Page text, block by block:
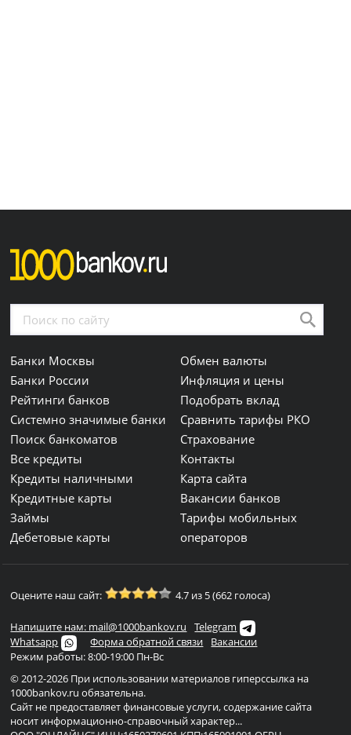
Банки Москвы
Банки России
Рейтинги банков
Системно значимые банки
Поиск банкоматов
Все кредиты
Кредиты наличными
Кредитные карты
Займы
Дебетовые карты
Обмен валюты
Инфляция и цены
Подобрать вклад
Сравнить тарифы РКО
Страхование
Контакты
Карта сайта
Вакансии банков
Тарифы мобильных
операторов
Оцените наш сайт: 4.7 из 5 (662 голоса)
Напишите нам: mail@1000bankov.ru
Telegram
Whatsapp
Форма обратной связи
Вакансии
Режим работы: 8:00-19:00 Пн-Вс
© 2012-2026 При использовании материалов гиперссылка на
1000bankov.ru обязательна.
Сайт не предоставляет финансовые услуги, содержание сайта
носит информационно-справочный характер...